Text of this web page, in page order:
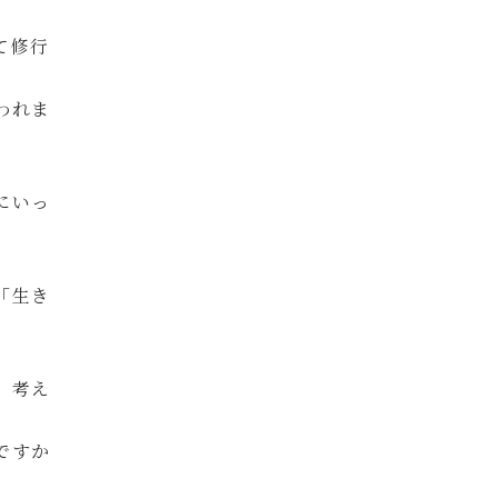
修行
れま
いっ
生き
考え
すか